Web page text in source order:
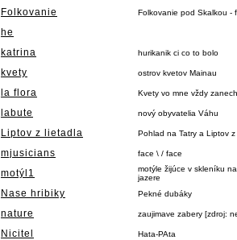
Folkovanie Folkovanie pod Skalkou -
he
katrina
hurikanik ci co to bolo
kvety ostrov kvetov Mainau
la flora Kvety vo mne vždy
labute nový obyvatelia Váhu
Liptov z lietadla Pohlad na Tatry a Liptov
mjusicians face \ / face
motýl1
motýle žijúce v skleníku
jazere
Nase hribiky Pekné dubáky
nature zaujimave zabery [zdroj:
Nicitel Hata-PAta